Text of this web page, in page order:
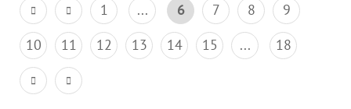
1 ... 6 7 8
9
10
11 12 13 14 15 ... 18